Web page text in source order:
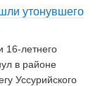
утонувшего
16-летнего
в районе
Уссурийского